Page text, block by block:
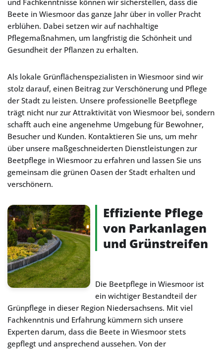
und Fachkenntnisse können wir sicherstellen, dass die
Beete in Wiesmoor das ganze Jahr über in voller Pracht
erblühen. Dabei setzen wir auf nachhaltige
Pflegemaßnahmen, um langfristig die Schönheit und
Gesundheit der Pflanzen zu erhalten.
Als lokale Grünflächenspezialisten in Wiesmoor sind wir
stolz darauf, einen Beitrag zur Verschönerung und Pflege
der Stadt zu leisten. Unsere professionelle Beetpflege
trägt nicht nur zur Attraktivität von Wiesmoor bei, sondern
schafft auch eine angenehme Umgebung für Bewohner,
Besucher und Kunden. Kontaktieren Sie uns, um mehr
über unsere maßgeschneiderten Dienstleistungen zur
Beetpflege in Wiesmoor zu erfahren und lassen Sie uns
gemeinsam die grünen Oasen der Stadt erhalten und
verschönern.
Effiziente Pflege
von Parkanlagen
und Grünstreifen
Die Beetpflege in Wiesmoor ist
ein wichtiger Bestandteil der
Grünpflege in dieser Region Niedersachsens. Mit viel
Fachkenntnis und Erfahrung kümmern sich unsere
Experten darum, dass die Beete in Wiesmoor stets
gepflegt und ansprechend aussehen. Von der